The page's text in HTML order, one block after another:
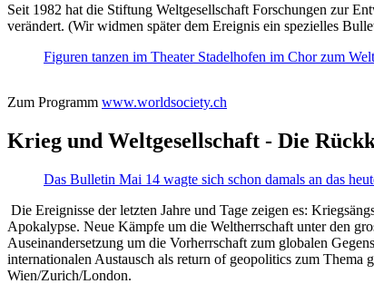
Seit 1982 hat die Stiftung Weltgesellschaft Forschungen zur
verändert. (Wir widmen später dem Ereignis ein spezielles
Figuren tanzen im Theater Stadelhofen im Chor zum
Zum Programm www.worldsociety.ch
Krieg und Weltgesellschaft - Die
Das Bulletin Mai 14 wagte sich schon damals an das
Die Ereignisse der letzten Jahre und Tage zeigen es:
Apokalypse. Neue Kämpfe um die Weltherrschaft unter den
Auseinandersetzung um die Vorherrschaft zum globalen
internationalen Austausch als return of geopolitics zum
Wien/Zurich/London.